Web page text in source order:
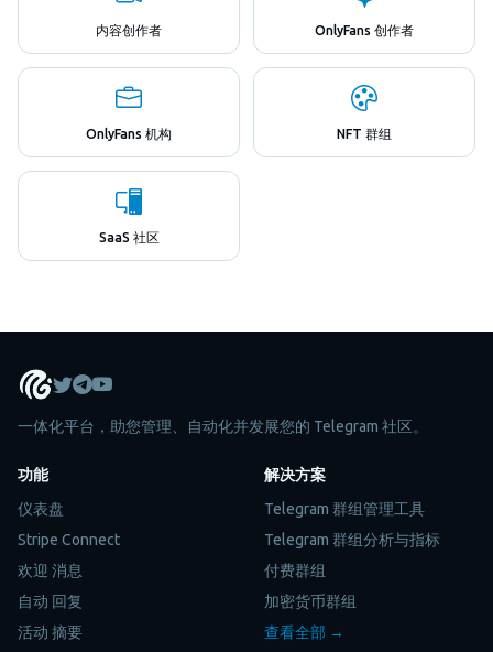
内容创作者 OnlyFans 创作者
OnlyFans 机构 NFT 群组
SaaS 社区
一体化平台，助您管理、自动化并发展您的 Telegram 社区。
功能
仪表盘
Stripe Connect
欢迎 消息
自动 回复
活动 摘要
解决方案
Telegram 群组管理工具
Telegram 群组分析与指标
付费群组
加密货币群组
查看全部 →